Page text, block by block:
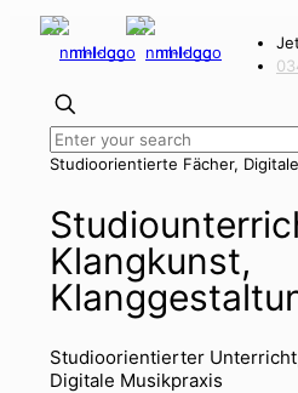
Studioorientierte Fächer,
Klangkunst,
Studioorientierter
Digitale Musikpraxis